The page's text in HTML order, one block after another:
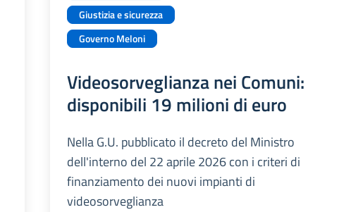
Giustizia e sicurezza
Governo Meloni
Videosorveglianza nei Comuni:
disponibili 19 milioni di euro
Nella G.U. pubblicato il decreto del Ministro
dell'interno del 22 aprile 2026 con i criteri di
finanziamento dei nuovi impianti di
videosorveglianza